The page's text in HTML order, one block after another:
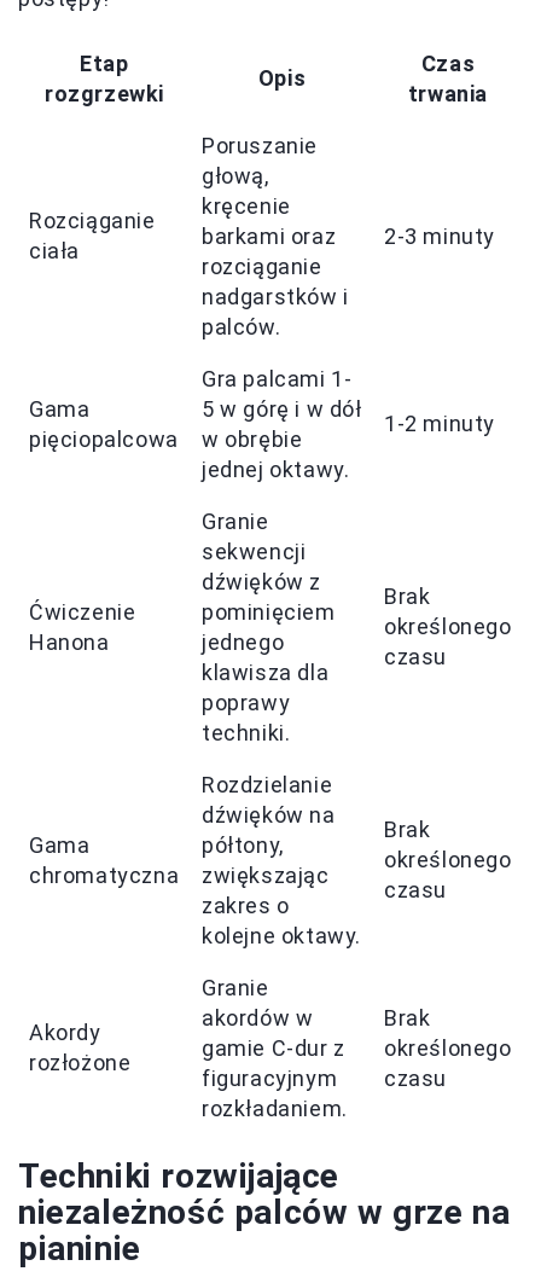
Etap
rozgrzewki
Opis
Czas
trwania
Rozciąganie
ciała
Poruszanie
głową,
kręcenie
barkami oraz
rozciąganie
nadgarstków i
palców.
2-3 minuty
Gama
pięciopalcowa
Gra palcami 1-
5 w górę i w dół
w obrębie
jednej oktawy.
1-2 minuty
Ćwiczenie
Hanona
Granie
sekwencji
dźwięków z
pominięciem
jednego
klawisza dla
poprawy
techniki.
Brak
określonego
czasu
Gama
chromatyczna
Rozdzielanie
dźwięków na
półtony,
zwiększając
zakres o
kolejne oktawy.
Brak
określonego
czasu
Akordy
rozłożone
Granie
akordów w
gamie C-dur z
figuracyjnym
rozkładaniem.
Brak
określonego
czasu
Techniki rozwijające
niezależność palców w grze na
pianinie